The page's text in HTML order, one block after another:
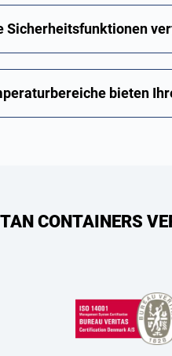
Sicherheitsfunktionen
bieten
CONTAINERS